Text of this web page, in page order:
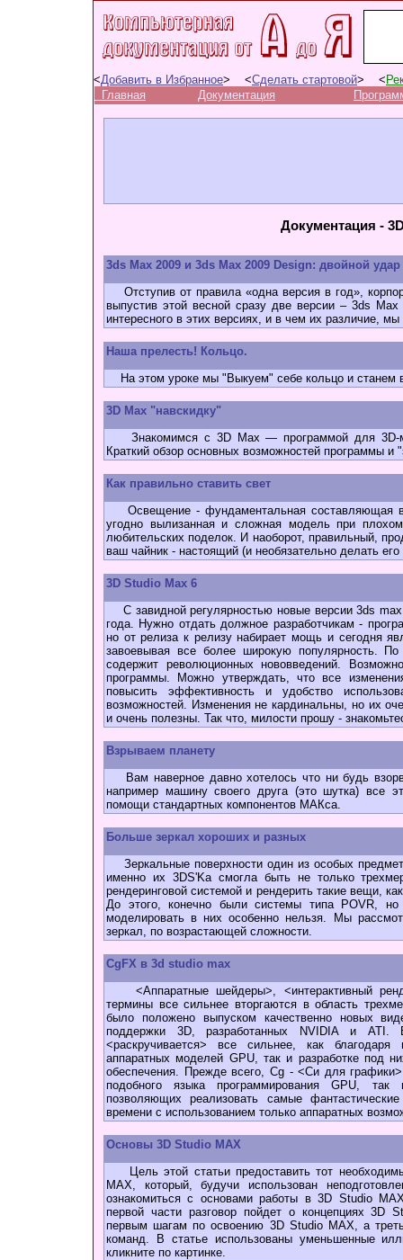
<Добавить в Избранное> <Сделать стартовой> <
Главная
Документация
Документация -
3ds Max 2009 и 3ds Max 2009 Design: двойной удар
Отступив от правила «одна версия в год»,
выпустив этой весной сразу две версии – 3ds
интересного в этих версиях, и в чем их различие,
Наша прелесть! Кольцо.
На этом уроке мы "Выкуем" себе кольцо и станем
3D Max "навскидку"
Знакомимся с 3D Max — программой для 3D-
Краткий обзор основных возможностей программы и
Как правильно ставить свет
Освещение - фундаментальная составляющая
угодно вылизанная и сложная модель при
любительских поделок. И наоборот, правильный,
ваш чайник - настоящий (и необязательно делать
3D Studio Max 6
C завидной регулярностью новые версии 3ds
года. Нужно отдать должное разработчикам -
но от релиза к релизу набирает мощь и сегодня
завоевывая все более широкую популярность.
содержит революционных нововведений.
программы. Можно утверждать, что все
повысить эффективность и удобство
возможностей. Изменения не кардинальны, но их
и очень полезны. Так что, милости прошу -
Взрываем планету
Вам наверное давно хотелось что ни будь
например машину своего друга (это шутка) все
помощи стандартных компонентов МАКса.
Больше зеркал хороших и разных
Зеркальные поверхности один из особых
именно их 3DS'Ka смогла быть не только
рендеринговой системой и рендерить такие вещи,
До этого, конечно были системы типа POVR,
моделировать в них особенно нельзя. Мы
зеркал, по возрастающей сложности.
CgFX в 3d studio max
<Аппаратные шейдеры>, <интерактивный
термины все сильнее вторгаются в область
было положено выпуском качественно новых
поддержки 3D, разработанных NVIDIA и ATI.
<раскручивается> все сильнее, как
аппаратных моделей GPU, так и разработке под
обеспечения. Прежде всего, Cg - <Си для
подобного языка программирования GPU, так
позволяющих реализовать самые
времени с использованием только аппаратных
Основы 3D Studio MAX
Цель этой статьи предоставить тот
MAX, который, будучи использован
ознакомиться с основами работы в 3D Studio
первой части разговор пойдет о концепциях 3D
первым шагам по освоению 3D Studio MAX, а
команд. В статье использованы уменьшенные
кликните по картинке.